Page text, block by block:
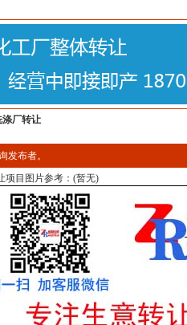
涤厂转让
发布者。
项目图片参考：(暂无)